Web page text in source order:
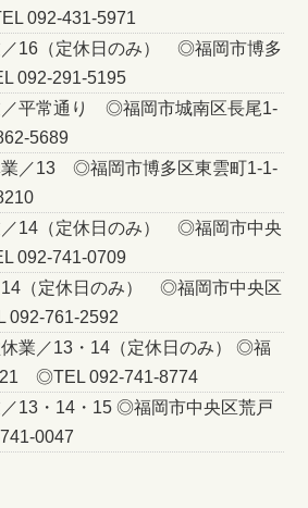
092-431-5971
16（定休日のみ） ◎福岡市博多
092-291-5195
平常通り ◎福岡市城南区長尾1-
5689
／13 ◎福岡市博多区東雲町1-1-
14（定休日のみ） ◎福岡市中央
092-741-0709
（定休日のみ） ◎福岡市中央区
761-2592
業／13・14（定休日のみ） ◎福
21 ◎TEL 092-741-8774
13・14・15 ◎福岡市中央区荒戸
0047